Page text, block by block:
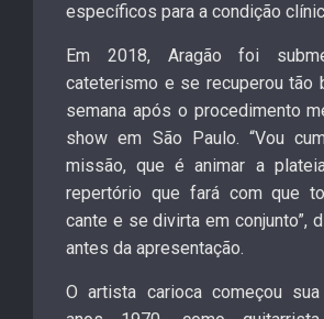
específicos para a condição
Em 2018, Aragão foi
cateterismo e se recuperou tão
semana após o procedimento
show em São Paulo. “Vou
missão, que é animar a
repertório que fará com que
cante e se divirta em conjunto”,
antes da apresentação.
O artista carioca começou